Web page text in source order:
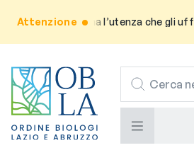
Attenzione
Si informa l’utenza che gli uffici
CERCA